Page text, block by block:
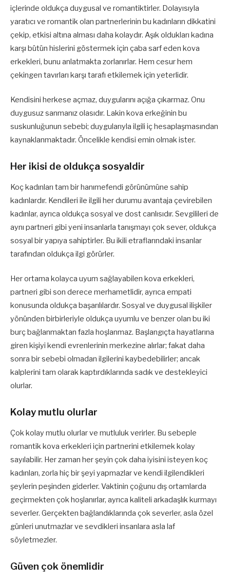
içlerinde oldukça duygusal ve romantiktirler. Dolayısıyla
yaratıcı ve romantik olan partnerlerinin bu kadınların dikkatini
çekip, etkisi altına alması daha kolaydır. Aşık oldukları kadına
karşı bütün hislerini göstermek için çaba sarf eden kova
erkekleri, bunu anlatmakta zorlanırlar. Hem cesur hem
çekingen tavırları karşı tarafı etkilemek için yeterlidir.
Kendisini herkese açmaz, duygularını açığa çıkarmaz. Onu
duygusuz sanmanız olasıdır. Lakin kova erkeğinin bu
suskunluğunun sebebi; duygularıyla ilgili iç hesaplaşmasından
kaynaklanmaktadır. Öncelikle kendisi emin olmak ister.
Her ikisi de oldukça sosyaldir
Koç kadınları tam bir hanımefendi görünümüne sahip
kadınlardır. Kendileri ile ilgili her durumu avantaja çevirebilen
kadınlar, ayrıca oldukça sosyal ve dost canlısıdır. Sevgilileri de
aynı partneri gibi yeni insanlarla tanışmayı çok sever, oldukça
sosyal bir yapıya sahiptirler. Bu ikili etraflarındaki insanlar
tarafından oldukça ilgi görürler.
Her ortama kolayca uyum sağlayabilen kova erkekleri,
partneri gibi son derece merhametlidir, ayrıca empati
konusunda oldukça başarılılardır. Sosyal ve duygusal ilişkiler
yönünden birbirleriyle oldukça uyumlu ve benzer olan bu iki
burç bağlanmaktan fazla hoşlanmaz. Başlangıçta hayatlarına
giren kişiyi kendi evrenlerinin merkezine alırlar; fakat daha
sonra bir sebebi olmadan ilgilerini kaybedebilirler; ancak
kalplerini tam olarak kaptırdıklarında sadık ve destekleyici
olurlar.
Kolay mutlu olurlar
Çok kolay mutlu olurlar ve mutluluk verirler. Bu sebeple
romantik kova erkekleri için partnerini etkilemek kolay
sayılabilir. Her zaman her şeyin çok daha iyisini isteyen koç
kadınları, zorla hiç bir şeyi yapmazlar ve kendi ilgilendikleri
şeylerin peşinden giderler. Vaktinin çoğunu dış ortamlarda
geçirmekten çok hoşlanırlar, ayrıca kaliteli arkadaşlık kurmayı
severler. Gerçekten bağlandıklarında çok severler, asla özel
günleri unutmazlar ve sevdikleri insanlara asla laf
söyletmezler.
Güven çok önemlidir